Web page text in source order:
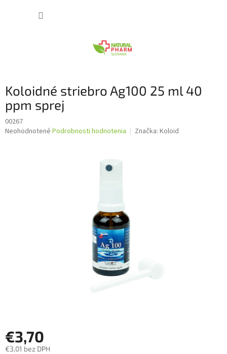
Koloidné striebro Ag100 25 ml 40
ppm sprej
00267
Priemerné
Neohodnotené Podrobnosti hodnotenia Značka: Koloid
€3,70
€3,01 bez DPH